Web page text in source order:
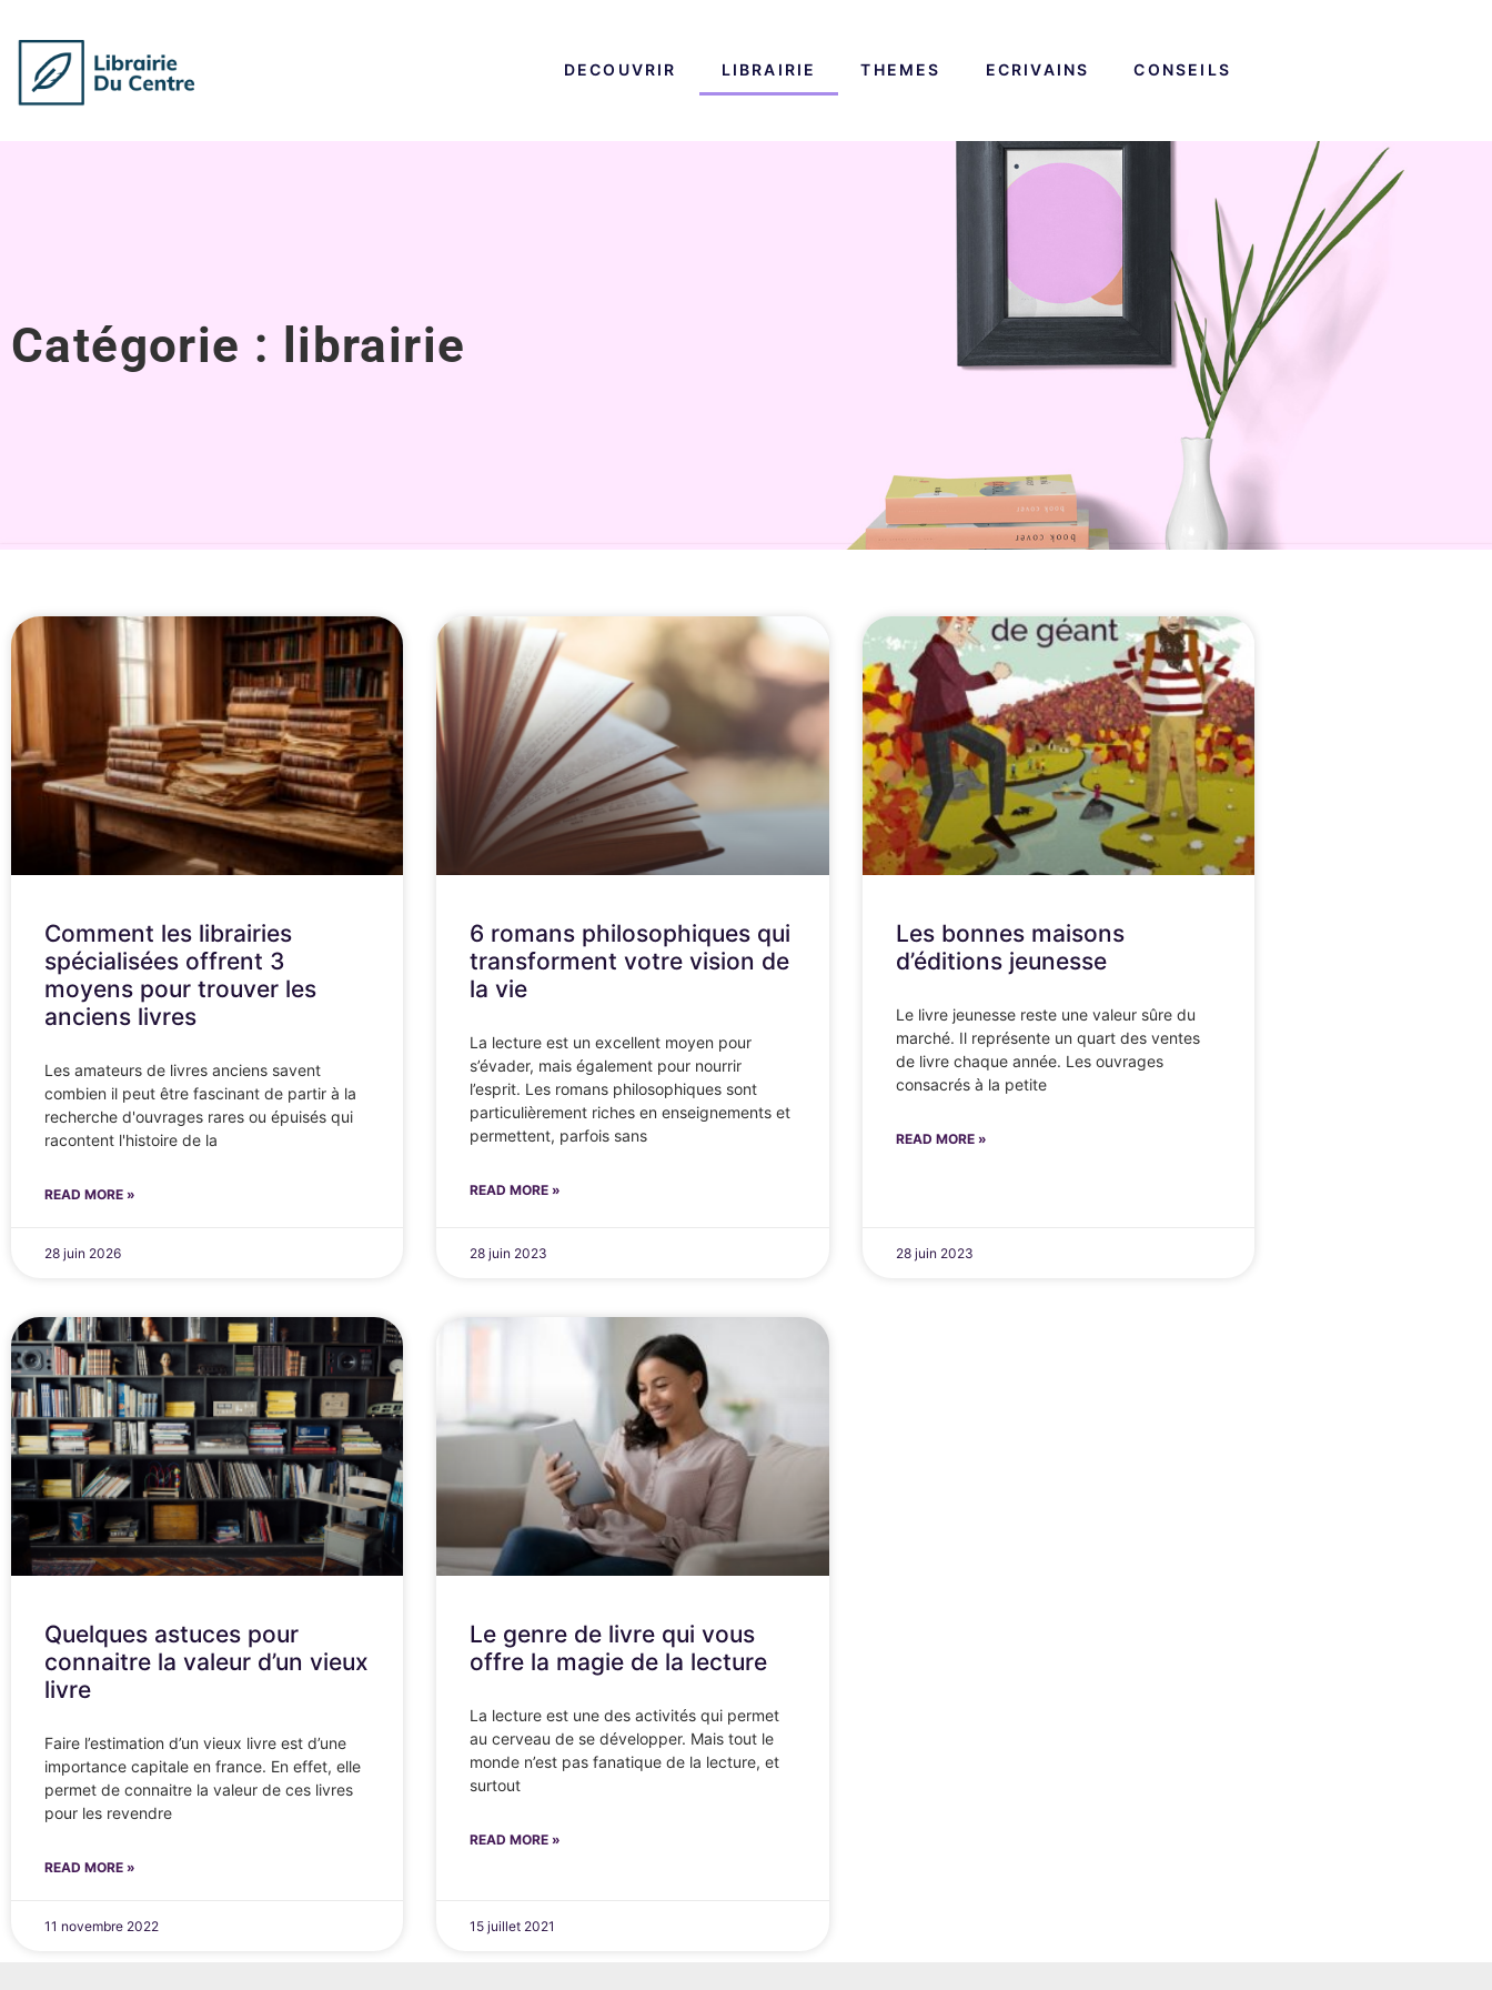
DECOUVRIR LIBRAIRIE THEMES ECRIVAINS CONSEILS
Catégorie : librairie
Comment les librairies
spécialisées offrent 3
moyens pour trouver les
anciens livres
Les amateurs de livres anciens savent
combien il peut être fascinant de partir à la
recherche d'ouvrages rares ou épuisés qui
racontent l'histoire de la
READ MORE »
28 juin 2026
6 romans philosophiques qui
transforment votre vision de
la vie
La lecture est un excellent moyen pour
s’évader, mais également pour nourrir
l’esprit. Les romans philosophiques sont
particulièrement riches en enseignements et
permettent, parfois sans
READ MORE »
28 juin 2023
Les bonnes maisons
d’éditions jeunesse
Le livre jeunesse reste une valeur sûre du
marché. Il représente un quart des ventes
de livre chaque année. Les ouvrages
consacrés à la petite
READ MORE »
28 juin 2023
Quelques astuces pour
connaitre la valeur d’un vieux
livre
Faire l’estimation d’un vieux livre est d’une
importance capitale en france. En effet, elle
permet de connaitre la valeur de ces livres
pour les revendre
READ MORE »
11 novembre 2022
Le genre de livre qui vous
offre la magie de la lecture
La lecture est une des activités qui permet
au cerveau de se développer. Mais tout le
monde n’est pas fanatique de la lecture, et
surtout
READ MORE »
15 juillet 2021